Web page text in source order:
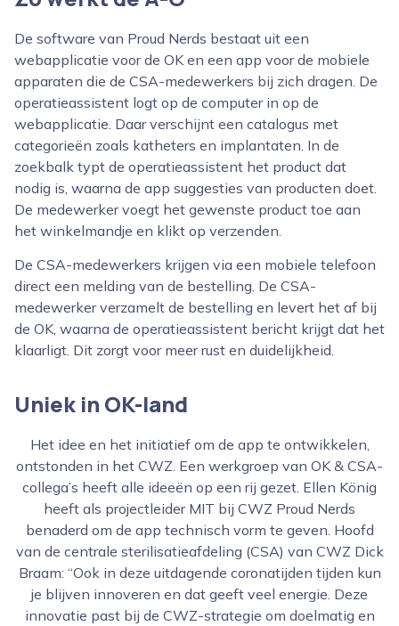
De software van Proud Nerds bestaat uit een
webapplicatie voor de OK en een app voor de mobiele
apparaten die de CSA-medewerkers bij zich dragen. De
operatieassistent logt op de computer in op de
webapplicatie. Daar verschijnt een catalogus met
categorieën zoals katheters en implantaten. In de
zoekbalk typt de operatieassistent het product dat
nodig is, waarna de app suggesties van producten doet.
De medewerker voegt het gewenste product toe aan
het winkelmandje en klikt op verzenden.
De CSA-medewerkers krijgen via een mobiele telefoon
direct een melding van de bestelling. De CSA-
medewerker verzamelt de bestelling en levert het af bij
de OK, waarna de operatieassistent bericht krijgt dat het
klaarligt. Dit zorgt voor meer rust en duidelijkheid.
Uniek in OK-land
Het idee en het initiatief om de app te ontwikkelen,
ontstonden in het CWZ. Een werkgroep van OK & CSA-
collega’s heeft alle ideeën op een rij gezet. Ellen König
heeft als projectleider MIT bij CWZ Proud Nerds
benaderd om de app technisch vorm te geven. Hoofd
van de centrale sterilisatieafdeling (CSA) van CWZ Dick
Braam: “Ook in deze uitdagende coronatijden tijden kun
je blijven innoveren en dat geeft veel energie. Deze
innovatie past bij de CWZ-strategie om doelmatig en